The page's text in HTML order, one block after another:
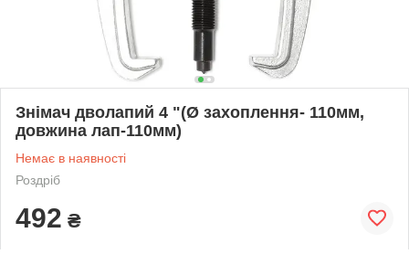
Знімач дволапий 4 "(Ø захоплення- 110мм,
довжина лап-110мм)
Немає в наявності
Роздріб
492 ₴